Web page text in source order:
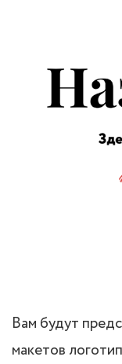
Вам будут
макетов